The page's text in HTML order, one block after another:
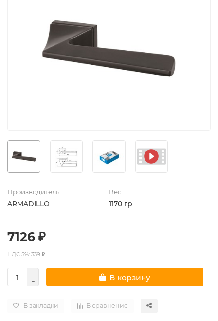
Производитель
ARMADILLO
Вес
1170 гр
7126 ₽
НДС 5%: 339 ₽
В корзину
В закладки В сравнение